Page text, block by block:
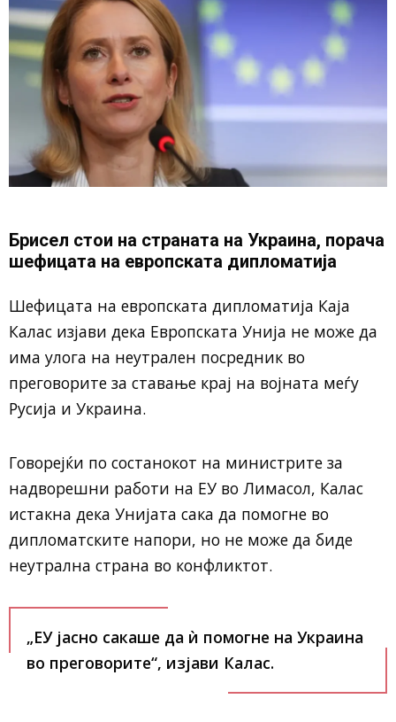
Брисел стои на страната на Украина, порача
шефицата на европската дипломатија
Шефицата на европската дипломатија Каја
Калас изјави дека Европската Унија не може да
има улога на неутрален посредник во
преговорите за ставање крај на војната меѓу
Русија и Украина.
Говорејќи по состанокот на министрите за
надворешни работи на ЕУ во Лимасол, Калас
истакна дека Унијата сака да помогне во
дипломатските напори, но не може да биде
неутрална страна во конфликтот.
„ЕУ јасно сакаше да ѝ помогне на Украина
во преговорите“, изјави Калас.